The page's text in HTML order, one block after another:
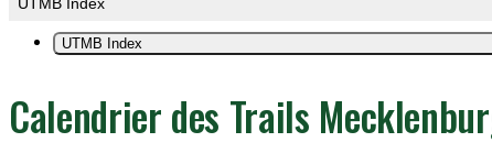
UTMB Index
Calendrier des Trails